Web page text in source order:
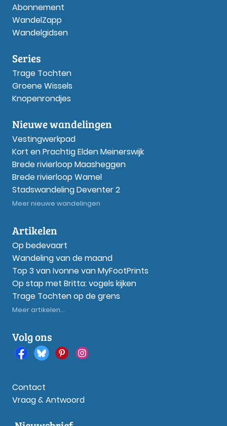
Abonnement
WandelZapp
Wandelgidsen
Series
Trage Tochten
Groene Wissels
Knopenrondjes
Nieuwe wandelingen
Vestingwerkpad
Kort en Prachtig Elden Meinerswijk
Brede rivierloop Maasheggen
Brede rivierloop Wamel
Stadswandeling Deventer 2
Meer nieuwe wandelingen
Artikelen
Op bedevaart
Wandeling van de maand
Top 3 van Ivonne van MyFootPrints
Op stap met Britta: vogels kijken
Trage Tochten op de grens
Meer artikelen...
Volg ons
Contact
Vraag & Antwoord